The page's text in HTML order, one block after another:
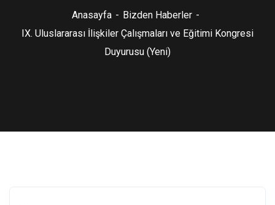
Anasayfa
Bizden Haberler
IX. Uluslararası İlişkiler Çalışmaları ve Eğitimi Kongresi
Duyurusu (Yeni)